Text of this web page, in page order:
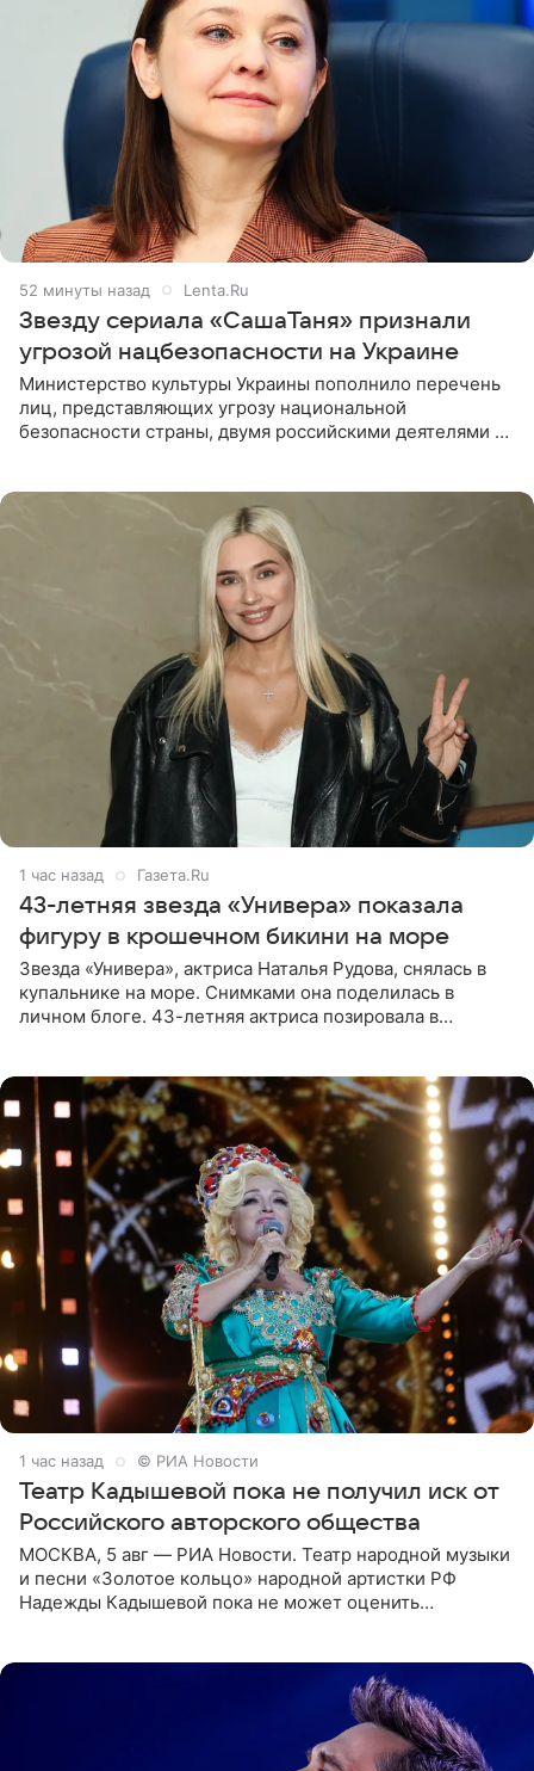
52 минуты назад Lenta.Ru
Звезду сериала «СашаТаня» признали
угрозой нацбезопасности на Украине
Министерство культуры Украины пополнило перечень
лиц, представляющих угрозу национальной
безопасности страны, двумя российскими деятелями —
1 час назад Газета.Ru
43-летняя звезда «Универа» показала
фигуру в крошечном бикини на море
Звезда «Универа», актриса Наталья Рудова, снялась в
купальнике на море. Снимками она поделилась в
личном блоге. 43-летняя актриса позировала в
1 час назад © РИА Новости
Театр Кадышевой пока не получил иск от
Российского авторского общества
МОСКВА, 5 авг — РИА Новости. Театр народной музыки
и песни «Золотое кольцо» народной артистки РФ
Надежды Кадышевой пока не может оценить